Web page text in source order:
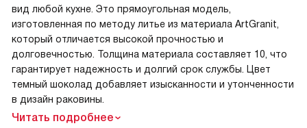
вид любой кухне. Это прямоугольная модель,
изготовленная по методу литье из материала ArtGranit,
который отличается высокой прочностью и
долговечностью. Толщина материала составляет 10, что
гарантирует надежность и долгий срок службы. Цвет
темный шоколад добавляет изысканности и утонченности
в дизайн раковины.
Читать подробнее